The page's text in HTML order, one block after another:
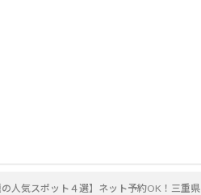
人気スポット４選】ネット予約OK！三重県